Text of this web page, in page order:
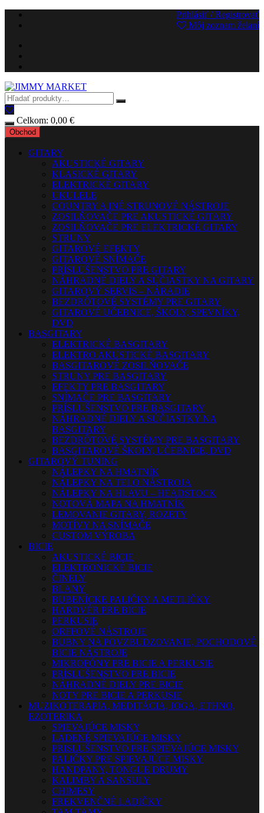
Preskočiť
Prihlásiť / Registrovať
Môj zoznam želaní
Celkom: 0,00 €
Obchod
GITARY
AKUSTICKÉ GITARY
KLASICKÉ GITARY
ELEKTRICKÉ GITARY
UKULELE
COUNTRY A INÉ STRUNOVÉ NÁSTROJE
ZOSILŇOVAČE PRE AKUSTICKÉ GITARY
ZOSILŇOVAČE PRE ELEKTRICKÉ GITARY
STRUNY
GITAROVÉ EFEKTY
GITAROVÉ SNÍMAČE
PRÍSLUŠENSTVO PRE GITARY
NÁHRADNÉ DIELY A SÚČIASTKY NA GITARY
GITAROVÝ SERVIS – NÁRADIE
BEZDRÔTOVÉ SYSTÉMY PRE GITARY
GITAROVÉ UČEBNICE, ŠKOLY, SPEVNÍKY,
DVD
BASGITARY
ELEKTRICKÉ BASGITARY
ELEKTRO AKUSTICKÉ BASGITARY
BASGITAROVÉ ZOSILŇOVAČE
STRUNY PRE BASGITARY
EFEKTY PRE BASGITARY
SNÍMAČE PRE BASGITARY
PRÍSLUŠENSTVO PRE BASGITARY
NÁHRADNÉ DIELY A SÚČIASTKY NA
BASGITARY
BEZDRÔTOVÉ SYSTÉMY PRE BASGITARY
BASGITAROVÉ ŠKOLY, UČEBNICE, DVD
GITAROVÝ TUNING
NÁLEPKY NA HMATNÍK
NÁLEPKY NA TELO NÁSTROJA
NÁLEPKY NA HLAVU – HEADSTOCK
NOTOVÁ MAPA NA HMATNÍK
LEMOVANIE GITARY, ROZETY
MOTÍVY NA SNÍMAČE
CUSTOM VÝROBA
BICIE
AKUSTICKÉ BICIE
ELEKTRONICKÉ BICIE
ČINELY
BLANY
BUBENÍCKE PALIČKY A METLIČKY
HARDVÉR PRE BICIE
PERKUSIE
ORFFOVÉ NÁSTROJE
BUBNY NA POVZBUDZOVANIE, POCHODOVÉ
BICIE NÁSTROJE
MIKROFÓNY PRE BICIE A PERKUSIE
PRÍSLUŠENSTVO PRE BICIE
NÁHRADNÉ DIELY PRE BICIE
NOTY PRE BICIE A PERKUSIE
MUZIKOTERAPIA, MEDITÁCIA, JOGA, ETHNO,
EZOTERIKA
SPIEVAJÚCE MISKY
LADENÉ SPIEVAJÚCE MISKY
PRISLUŠENSTVO PRE SPIEVAJÚCE MISKY
PALIČKY PRE SPIEVAJÚCE MISKY
HANDPANY, TONGUE DRUMY
KALIMBY A SANSULY
CHIMESY
FREKVENČNÉ LADIČKY